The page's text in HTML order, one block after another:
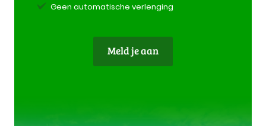
Geen automatische verlenging
Meld je aan